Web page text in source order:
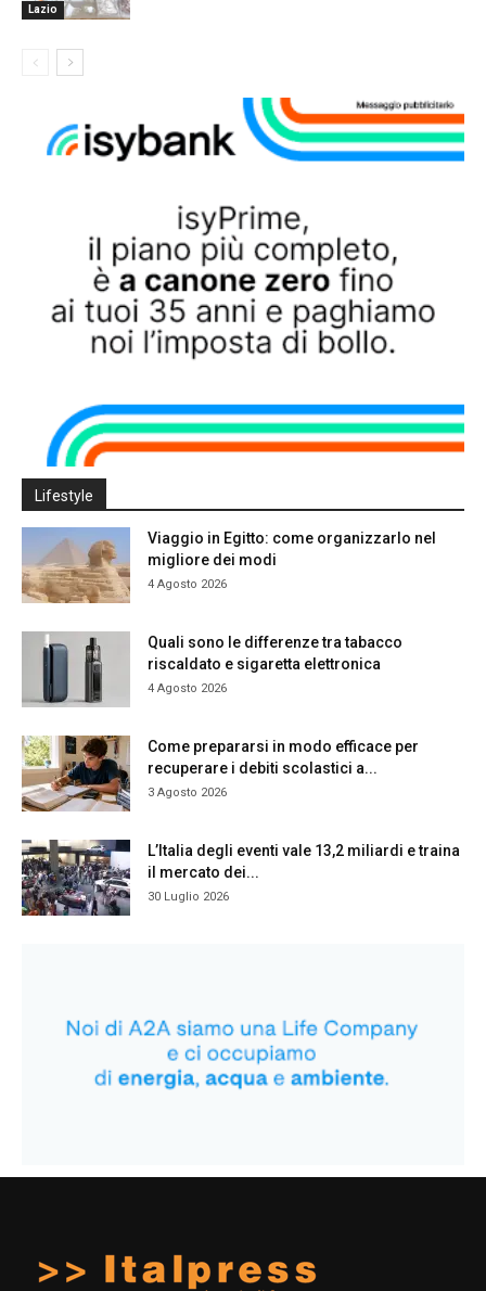
Lazio
Lifestyle
Viaggio in Egitto: come organizzarlo nel
migliore dei modi
4 Agosto 2026
Quali sono le differenze tra tabacco
riscaldato e sigaretta elettronica
4 Agosto 2026
Come prepararsi in modo efficace per
recuperare i debiti scolastici a...
3 Agosto 2026
L’Italia degli eventi vale 13,2 miliardi e traina
il mercato dei...
30 Luglio 2026